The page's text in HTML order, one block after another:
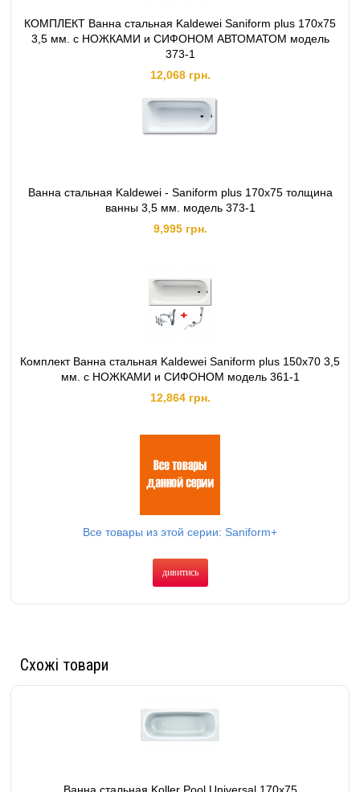
КОМПЛЕКТ Ванна стальная Kaldewei Saniform plus 170x75
3,5 мм. с НОЖКАМИ и СИФОНОМ АВТОМАТОМ модель
373-1
12,068 грн.
Ванна стальная Kaldewei - Saniform plus 170x75 толщина
ванны 3,5 мм. модель 373-1
9,995 грн.
Комплект Ванна стальная Kaldewei Saniform plus 150x70 3,5
мм. с НОЖКАМИ и СИФОНОМ модель 361-1
12,864 грн.
Все товары из этой серии: Saniform+
дивитись
Схожі товари